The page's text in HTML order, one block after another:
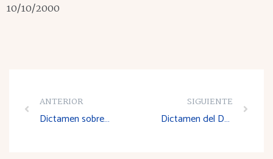
10/10/2000
ANTERIOR
Dictamen sobre el Anteproyecto de Ley para la aprobación del Plan Regional de Carreteras de la Comunidad Autónoma de La Rioja
SIGUIENTE
Dictamen del Decreto por el que se regula en La Rioja la Producción Agrícola Ecológica e indicación de la misma en los Productos Agrarios y Alimentarios y se crea el Consejo de la Producción Agraria Ecológica de La Rioja